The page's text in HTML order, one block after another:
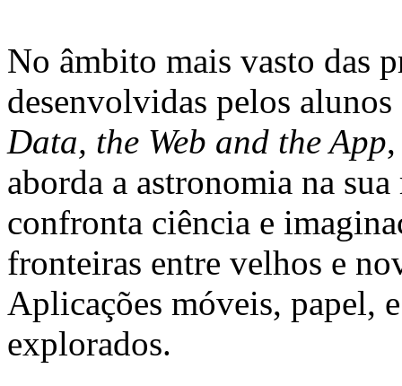
No âmbito mais vasto das
desenvolvidas pelos
Data, the Web and the App
aborda a astronomia na
confronta ciência e
fronteiras entre velhos e
Aplicações móveis, papel,
explorados.